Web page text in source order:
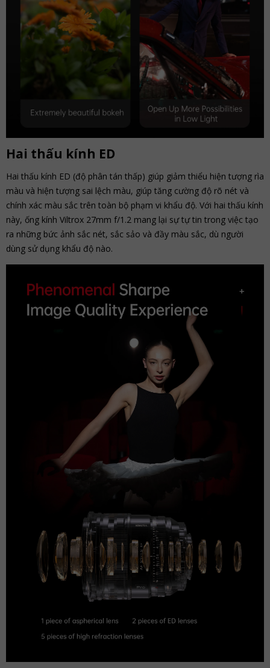
Hai thấu kính ED
Hai thấu kính ED (độ phân tán thấp) giúp giảm thiểu hiện tượng rìa
màu và hiện tượng sai lệch màu, giúp tăng cường độ rõ nét và
chính xác màu sắc trên toàn bộ phạm vi khẩu độ. Với hai thấu kính
này, ống kính Viltrox 27mm f/1.2 mang lại sự tự tin trong việc tạo
ra những bức ảnh sắc nét, sắc sảo và đầy màu sắc, dù người
dùng sử dụng khẩu độ nào.